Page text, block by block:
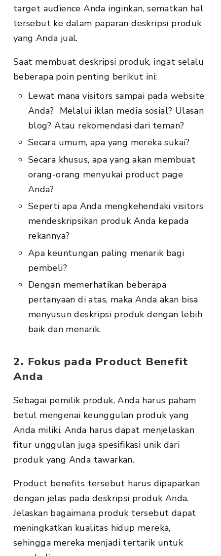
target audience Anda inginkan, sematkan hal
tersebut ke dalam paparan deskripsi produk
yang Anda jual.
Saat membuat deskripsi produk, ingat selalu
beberapa poin penting berikut ini:
Lewat mana visitors sampai pada website
Anda? Melalui iklan media sosial? Ulasan
blog? Atau rekomendasi dari teman?
Secara umum, apa yang mereka sukai?
Secara khusus, apa yang akan membuat
orang-orang menyukai product page
Anda?
Seperti apa Anda mengkehendaki visitors
mendeskripsikan produk Anda kepada
rekannya?
Apa keuntungan paling menarik bagi
pembeli?
Dengan memerhatikan beberapa
pertanyaan di atas, maka Anda akan bisa
menyusun deskripsi produk dengan lebih
baik dan menarik.
2. Fokus pada Product Benefit
Anda
Sebagai pemilik produk, Anda harus paham
betul mengenai keunggulan produk yang
Anda miliki. Anda harus dapat menjelaskan
fitur unggulan juga spesifikasi unik dari
produk yang Anda tawarkan.
Product benefits tersebut harus dipaparkan
dengan jelas pada deskripsi produk Anda.
Jelaskan bagaimana produk tersebut dapat
meningkatkan kualitas hidup mereka,
sehingga mereka menjadi tertarik untuk